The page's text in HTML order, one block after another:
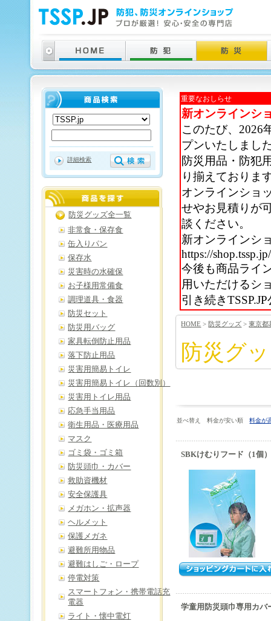
重要なおしらせ
新オンラインシ
このたび、2026
プンいたしまし
防災用品・防犯
り揃えておりま
オンラインショ
せやお見積りが
談ください。
新オンラインシ
https://shop.tssp.jp/
今後も商品ライ
用いただけるシ
引き続き
HOME >防災グッズ >東京都
防災グ
並べ替え 料金が安い順料金が
SBKけむりフード（1個
学童用防災頭巾専用カ
詳細検索
防災グッズ全一覧
非常食・保存食
缶入りパン
保存水
災害時の水確保
お子様用常備食
調理道具・食器
防災セット
防災用バッグ
家具転倒防止用品
落下防止用品
災害用簡易トイレ
災害用簡易トイレ（回数別）
災害用トイレ用品
応急手当用品
衛生用品・医療用品
マスク
ゴミ袋・ゴミ箱
防災頭巾・カバー
救助資機材
安全保護具
メガホン・拡声器
ヘルメット
保護メガネ
避難所用物品
避難はしご・ロープ
停電対策
スマートフォン・携帯電話充
電器
ライト・懐中電灯